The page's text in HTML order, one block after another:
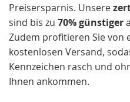
Preisersparnis. Unsere
sind bis zu 70% günstiger
Zudem profitieren Sie von
kostenlosen Versand,
Kennzeichen rasch und
Ihnen ankommen.